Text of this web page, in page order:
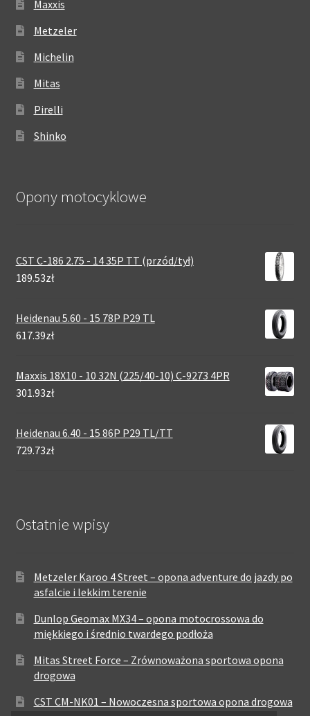
Maxxis
Metzeler
Michelin
Mitas
Pirelli
Shinko
Opony motocyklowe
CST C-186 2.75 - 14 35P TT (przód/tył)
189.53zł
Heidenau 5.60 - 15 78P P29 TL
617.39zł
Maxxis 18X10 - 10 32N (225/40-10) C-9273 4PR
301.93zł
Heidenau 6.40 - 15 86P P29 TL/TT
729.73zł
Ostatnie wpisy
Metzeler Karoo 4 Street – opona adventure do jazdy po
asfalcie i lekkim terenie
Dunlop Geomax MX34 – opona motocrossowa do
miękkiego i średnio twardego podłoża
Mitas Street Force – Zrównoważona sportowa opona
drogowa
CST CM-NK01 – Nowoczesna sportowa opona drogowa